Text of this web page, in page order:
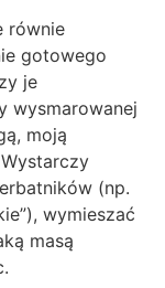
równie
gotowego
je
wysmarowanej
moją
(np.
wymieszać
masą